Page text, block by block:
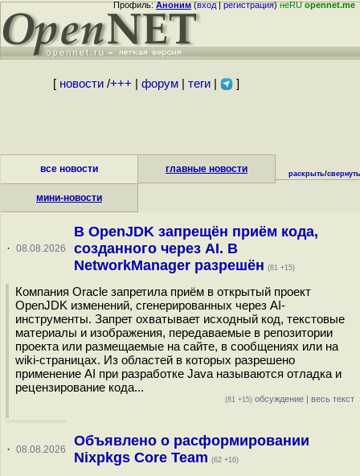
Профиль:Аноним(вход|регистрация)неRUopennet.me
[ новости/+++ форум| теги| ]
все новости главные новости
мини-новости
раскрыть/свернуть
· 08.08.2026
В OpenJDK запрещён приём кода,
созданного через AI. В
NetworkManager разрешён (81 +15)
Компания Oracle запретила приём в открытый проект
OpenJDK изменений, сгенерированных через AI-
инструменты. Запрет охватывает исходный код, текстовые
материалы и изображения, передаваемые в репозитории
проекта или размещаемые на сайте, в сообщениях или на
wiki-страницах. Из областей в которых разрешено
применение AI при разработке Java называются отладка и
рецензирование кода...
(81 +15) обсуждение | весь текст
· 08.08.2026
Объявлено о расформировании
Nixpkgs Core Team (62 +16)